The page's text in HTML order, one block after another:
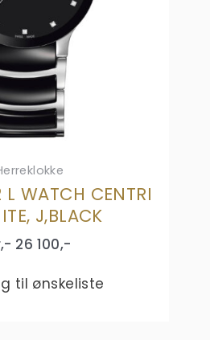
WATCH CENTRI
J,BLACK
26 100,-
til ønskeliste